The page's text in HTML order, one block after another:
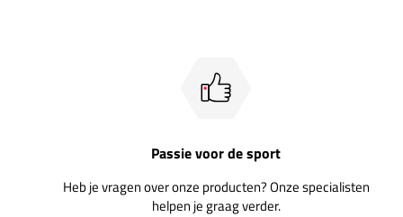
Passie voor de sport
Heb je vragen over onze producten? Onze specialisten
helpen je graag verder.